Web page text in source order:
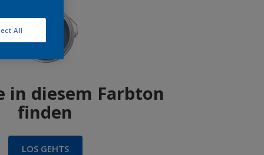
in diesem Farbton
finden
LOS GEHTS
All